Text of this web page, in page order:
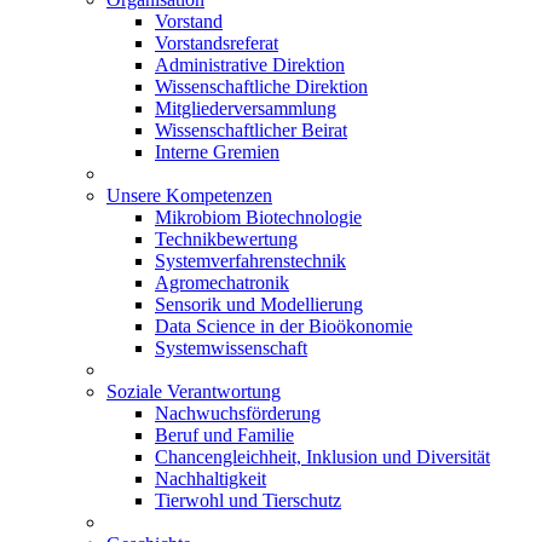
Vorstand
Vorstandsreferat
Administrative Direktion
Wissenschaftliche Direktion
Mitgliederversammlung
Wissenschaftlicher Beirat
Interne Gremien
Unsere Kompetenzen
Mikrobiom Biotechnologie
Technikbewertung
Systemverfahrenstechnik
Agromechatronik
Sensorik und Modellierung
Data Science in der Bioökonomie
Systemwissenschaft
Soziale Verantwortung
Nachwuchsförderung
Beruf und Familie
Chancengleichheit, Inklusion und Diversität
Nachhaltigkeit
Tierwohl und Tierschutz